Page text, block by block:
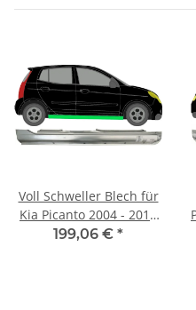
Voll Schweller Blech für
Kia Picanto 2004 - 2011
rechts
199,06 € *